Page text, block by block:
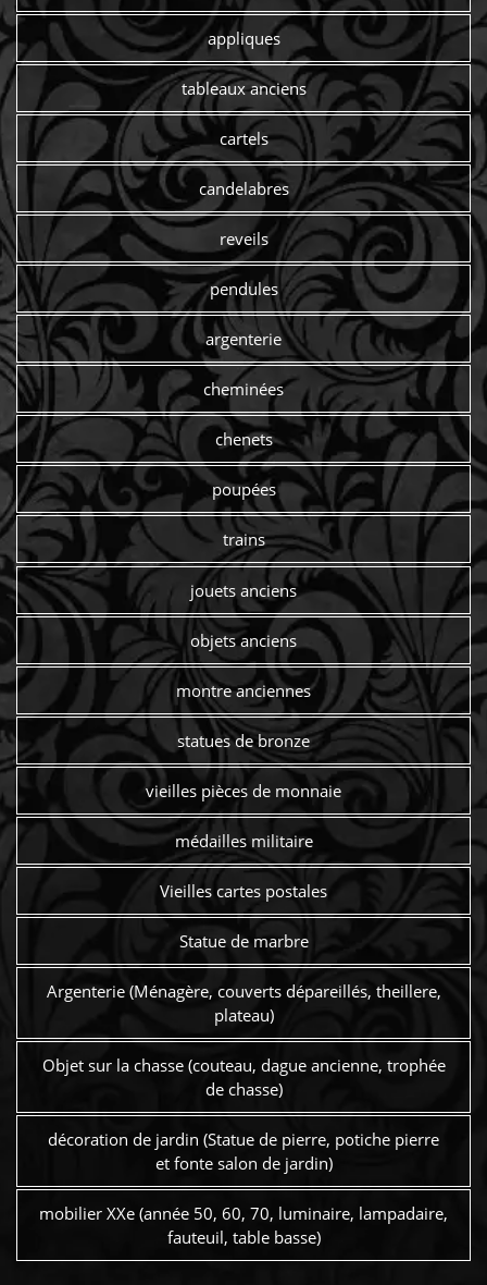
appliques
tableaux anciens
cartels
candelabres
reveils
pendules
argenterie
cheminées
chenets
poupées
trains
jouets anciens
objets anciens
montre anciennes
statues de bronze
vieilles pièces de monnaie
médailles militaire
Vieilles cartes postales
Statue de marbre
Argenterie (Ménagère, couverts dépareillés, theillere,
plateau)
Objet sur la chasse (couteau, dague ancienne, trophée
de chasse)
décoration de jardin (Statue de pierre, potiche pierre
et fonte salon de jardin)
mobilier XXe (année 50, 60, 70, luminaire, lampadaire,
fauteuil, table basse)